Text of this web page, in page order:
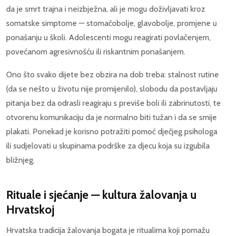
da je smrt trajna i neizbježna, ali je mogu doživljavati kroz
somatske simptome — stomačobolje, glavobolje, promjene u
ponašanju u školi. Adolescenti mogu reagirati povlačenjem,
povećanom agresivnošću ili riskantnim ponašanjem.
Ono što svako dijete bez obzira na dob treba: stalnost rutine
(da se nešto u životu nije promijenilo), slobodu da postavljaju
pitanja bez da odrasli reagiraju s previše boli ili zabrinutosti, te
otvorenu komunikaciju da je normalno biti tužan i da se smije
plakati. Ponekad je korisno potražiti pomoć dječjeg psihologa
ili sudjelovati u skupinama podrške za djecu koja su izgubila
bližnjeg.
Rituale i sjećanje — kultura žalovanja u
Hrvatskoj
Hrvatska tradicija žalovanja bogata je ritualima koji pomažu